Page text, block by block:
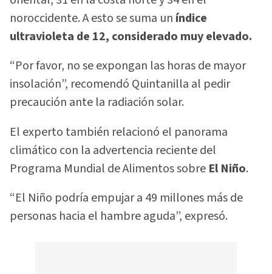
noroccidente. A esto se suma un índice
ultravioleta de 12, considerado muy elevado.
“Por favor, no se expongan las horas de mayor
insolación”, recomendó Quintanilla al pedir
precaución ante la radiación solar.
El experto también relacionó el panorama
climático con la advertencia reciente del
Programa Mundial de Alimentos sobre El Niño.
“El Niño podría empujar a 49 millones más de
personas hacia el hambre aguda”, expresó.